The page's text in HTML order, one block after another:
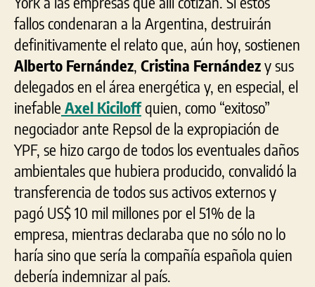
fallos condenaran a la Argentina, destruirán
definitivamente el relato que, aún hoy, sostienen
Alberto Fernández, Cristina Fernándezy sus
delegados en el área energética y, en especial, el
inefable Axel Kiciloffquien, como “exitoso”
negociador ante Repsol de la expropiación de
YPF, se hizo cargo de todos los eventuales daños
ambientales que hubiera producido, convalidó la
transferencia de todos sus activos externos y
pagó US$ 10 mil millones por el 51% de la
empresa, mientras declaraba que no sólo no lo
haría sino que sería la compañía española quien
debería indemnizar al país.